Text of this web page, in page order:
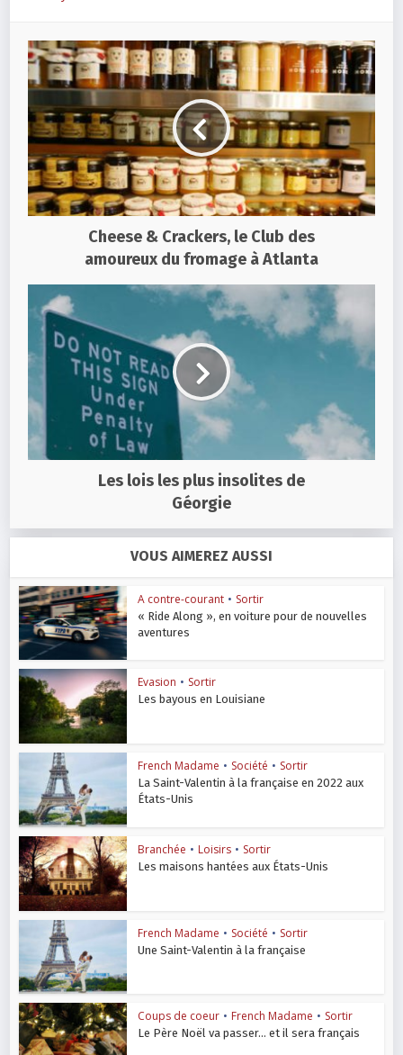
Cheese & Crackers, le Club des
amoureux du fromage à Atlanta
Les lois les plus insolites de
Géorgie
VOUS AIMEREZ AUSSI
A contre-courant • Sortir
« Ride Along », en voiture pour de nouvelles
aventures
Evasion • Sortir
Les bayous en Louisiane
French Madame • Société • Sortir
La Saint-Valentin à la française en 2022 aux
États-Unis
Branchée • Loisirs • Sortir
Les maisons hantées aux États-Unis
French Madame • Société • Sortir
Une Saint-Valentin à la française
Coups de coeur • French Madame • Sortir
Le Père Noël va passer… et il sera français